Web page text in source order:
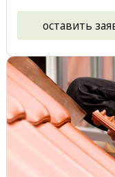
оставить